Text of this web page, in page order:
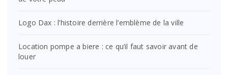
Logo Dax : l’histoire derrière l’emblème de la ville
Location pompe a biere : ce qu’il faut savoir avant de
louer